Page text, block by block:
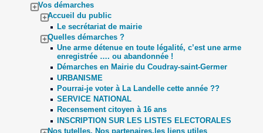
Vos démarches
Accueil du public
Le secrétariat de mairie
Quelles démarches ?
Une arme détenue en toute légalité, c’est une arme
enregistrée …. ou abandonnée !
Démarches en Mairie du Coudray-saint-Germer
URBANISME
Pourrai-je voter à La Landelle cette année ??
SERVICE NATIONAL
Recensement citoyen à 16 ans
INSCRIPTION SUR LES LISTES ELECTORALES
Nos tutelles, Nos partenaires,les liens utiles